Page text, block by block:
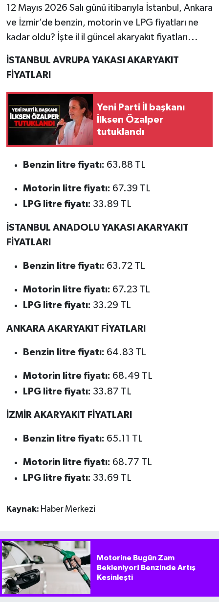
12 Mayıs 2026 Salı günü itibarıyla İstanbul, Ankara
ve İzmir’de benzin, motorin ve LPG fiyatları ne
kadar oldu? İşte il il güncel akaryakıt fiyatları...
İSTANBUL AVRUPA YAKASI AKARYAKIT
FİYATLARI
Yeni Parti İl başkanı
İlksen Özalper
tutuklandı
Benzin litre fiyatı: 63.88 TL
Motorin litre fiyatı: 67.39 TL
LPG litre fiyatı: 33.89 TL
İSTANBUL ANADOLU YAKASI AKARYAKIT
FİYATLARI
Benzin litre fiyatı: 63.72 TL
Motorin litre fiyatı: 67.23 TL
LPG litre fiyatı: 33.29 TL
ANKARA AKARYAKIT FİYATLARI
Benzin litre fiyatı: 64.83 TL
Motorin litre fiyatı: 68.49 TL
LPG litre fiyatı: 33.87 TL
İZMİR AKARYAKIT FİYATLARI
Benzin litre fiyatı: 65.11 TL
Motorin litre fiyatı: 68.77 TL
LPG litre fiyatı: 33.69 TL
Kaynak: Haber Merkezi
Motorine Bugün Zam
Bekleniyor! Benzinde Artış
Kesinleşti